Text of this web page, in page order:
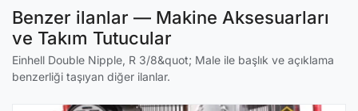
Benzer ilanlar — Makine Aksesuarları
ve Takım Tutucular
Einhell Double Nipple, R 3/8&quot; Male ile başlık ve açıklama
benzerliği taşıyan diğer ilanlar.